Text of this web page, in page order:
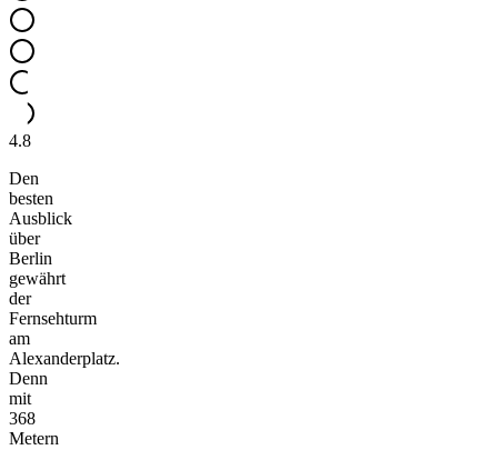
4.8
Den
besten
Ausblick
über
Berlin
gewährt
der
Fernsehturm
am
Alexanderplatz.
Denn
mit
368
Metern